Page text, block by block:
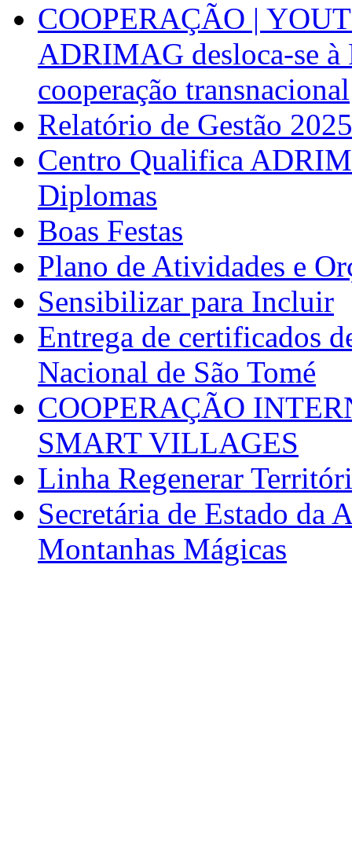
COOPERAÇÃO |
ADRIMAG desloca-se
cooperação transnacional
Relatório de Gestão 2025
Centro Qualifica
Diplomas
Boas Festas
Plano de Atividades e
Sensibilizar para Incluir
Entrega de certificados
Nacional de São Tomé
COOPERAÇÃO
SMART VILLAGES
Linha Regenerar
Secretária de Estado da
Montanhas Mágicas